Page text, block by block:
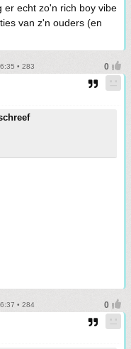
er echt zo'n rich boy vibe
van z'n ouders (en
• 283
• 284